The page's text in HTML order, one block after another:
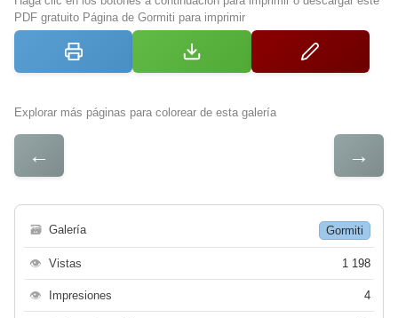
PDF gratuito Página de Gormiti para imprimir
Explorar más páginas para colorear de esta galería
← →
🗃 Galería Gormiti
👁 Vistas 1 198
👁 Impresiones 4